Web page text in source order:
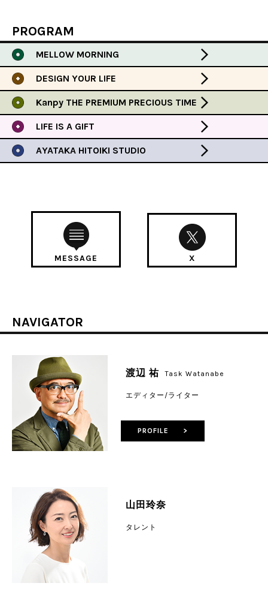
PROGRAM
MELLOW MORNING
DESIGN YOUR LIFE
Kanpy THE PREMIUM PRECIOUS TIME
LIFE IS A GIFT
AYATAKA HITOIKI STUDIO
MESSAGE X
NAVIGATOR
渡辺 祐 Task Watanabe
エディター/ライター
山田玲奈
タレント
PROFILE >